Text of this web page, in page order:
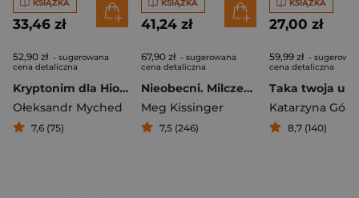
KSIĄŻKA
33,46 zł
52,90 zł - sugerowana
cena detaliczna
Kryptonim dla Hioba. Kroniki inwazji
Ołeksandr Myched
7,6 (75)
KSIĄŻKA
41,24 zł
67,90 zł - sugerowana
cena detaliczna
Nieobecni. Milczenie wokół chorób psychicznych w rodzinie
Meg Kissinger
7,5 (246)
KSIĄŻKA
27,00 zł
59,99 zł -
cena detaliczna
8,7 (140)